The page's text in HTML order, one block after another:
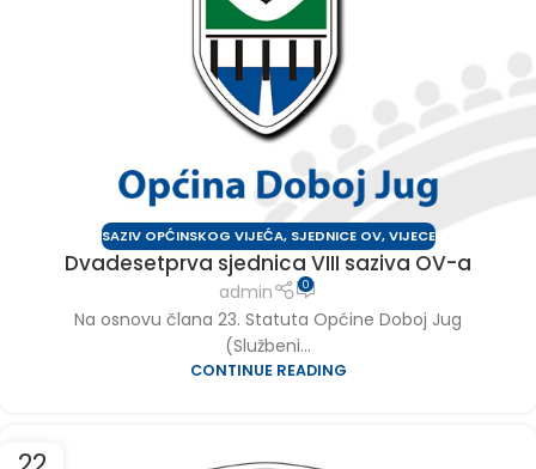
SAZIV OPĆINSKOG VIJEĆA, SJEDNICE OV,VIJECE
Dvadesetprva sjednica VIII saziva OV-a
admin 0
Na osnovu člana 23. Statuta Općine Doboj Jug
(Službeni...
CONTINUE READING